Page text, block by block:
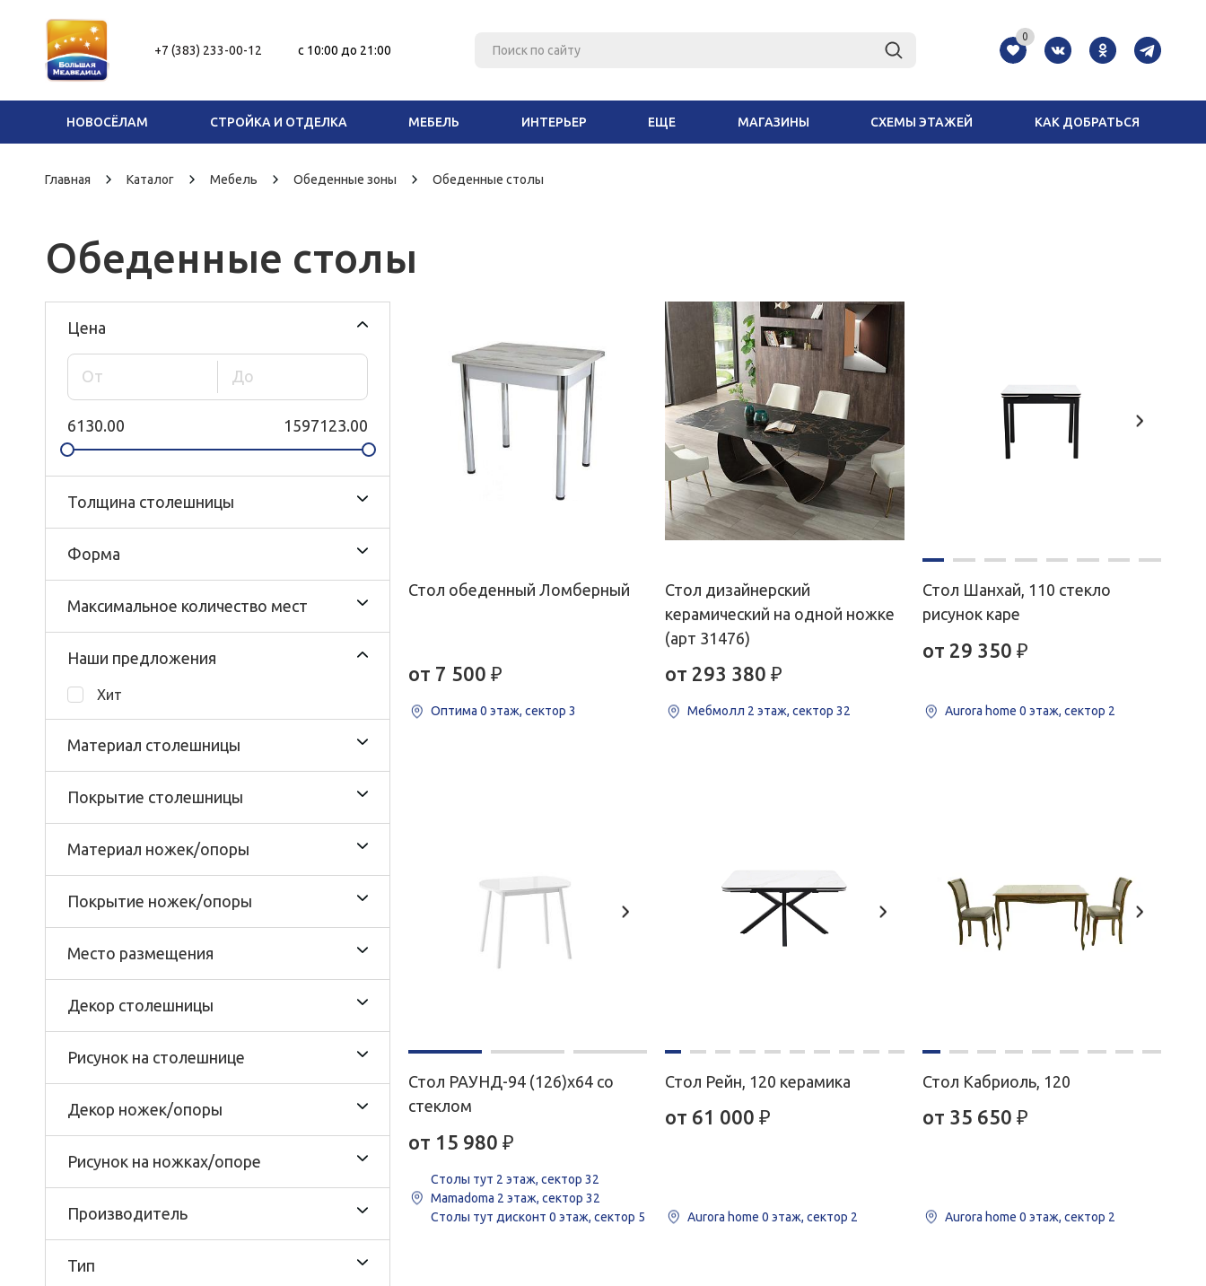
+7 (383) 233-00-12 c 10:00 до 21:00
0
НОВОСЁЛАМ СТРОЙКА И ОТДЕЛКА МЕБЕЛЬ ИНТЕРЬЕР ЕЩЕ МАГАЗИНЫ СХЕМЫ ЭТАЖЕЙ КАК ДОБРАТЬСЯ
Главная Каталог Мебель Обеденные зоны Обеденные столы
Обеденные столы
Цена
6130.00 1597123.00
Толщина столешницы
Форма
Максимальное количество мест
Наши предложения
Хит
Материал столешницы
Покрытие столешницы
Материал ножек/опоры
Покрытие ножек/опоры
Место размещения
Декор столешницы
Рисунок на столешнице
Декор ножек/опоры
Рисунок на ножках/опоре
Производитель
Тип
Стол обеденный Ломберный
от 7 500 ₽
Оптима 0 этаж, сектор 3
Стол дизайнерский
керамический на одной ножке
(арт 31476)
от 293 380 ₽
Мебмолл 2 этаж, сектор 32
Стол Шанхай, 110 стекло
рисунок каре
от 29 350 ₽
Aurora home 0 этаж, сектор 2
Стол РАУНД-94 (126)х64 со
стеклом
от 15 980 ₽
Столы тут 2 этаж, сектор 32
Mamadoma 2 этаж, сектор 32
Столы тут дисконт 0 этаж, сектор 5
Стол Рейн, 120 керамика
от 61 000 ₽
Aurora home 0 этаж, сектор 2
Стол Кабриоль, 120
от 35 650 ₽
Aurora home 0 этаж, сектор 2